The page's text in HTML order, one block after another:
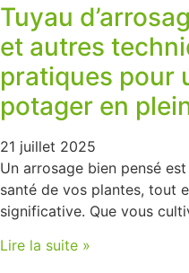
Tuyau
et autres
pratiques pour
potager en
21 juillet 2025
Un arrosage bien pensé
santé de vos plantes, tout
significative. Que vous
Lire la suite »